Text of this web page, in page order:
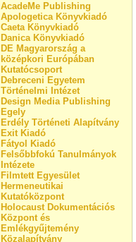
AcadeMe Publishing
Apologetica Könyvkiadó
Caeta Könyvkiadó
Danica Könyvkiadó
DE Magyarország a
középkori Európában
Kutatócsoport
Debreceni Egyetem
Történelmi Intézet
Design Media Publishing
Egely
Erdély Történeti Alapítvány
Exit Kiadó
Fátyol Kiadó
Felsőbbfokú Tanulmányok
Intézete
Filmtett Egyesület
Hermeneutikai
Kutatóközpont
Holocaust Dokumentációs
Központ és
Emlékgyűjtemény
Közalapítvány